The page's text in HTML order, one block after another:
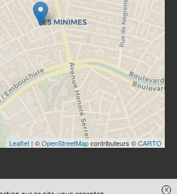
Leaflet | ©OpenStreetMapcontributeurs ©CARTO
x